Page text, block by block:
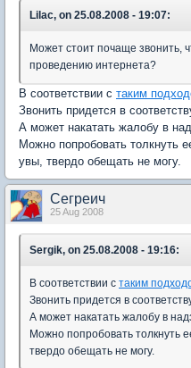
Lilac, on 25.08.2008 - 19:07:
Может стоит почаще звонить,
проведению интернета?
В соответствии с таким
Звонить придется в
А может накатать жалобу в
Можно попробовать толкнуть
увы, твердо обещать не могу.
Сегреич
25 Aug 2008
Sergik, on 25.08.2008 - 19:16:
В соответствии с таким
Звонить придется в
А может накатать жалобу в
Можно попробовать толкнуть
твердо обещать не могу.